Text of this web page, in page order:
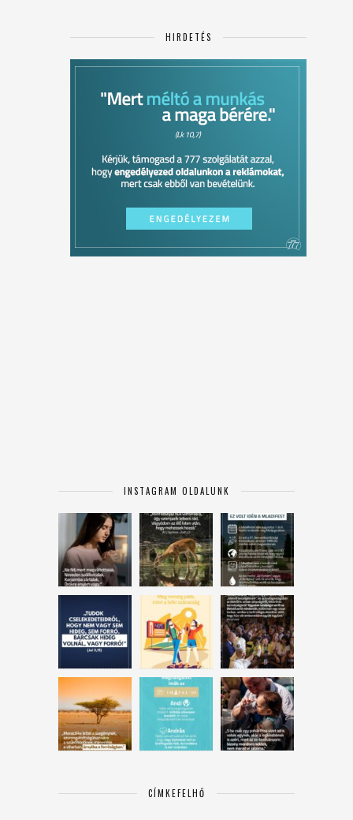
HIRDETÉS
INSTAGRAM OLDALUNK
CÍMKEFELHŐ